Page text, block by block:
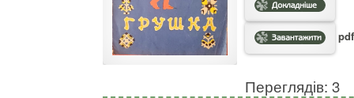
Переглядів: 3